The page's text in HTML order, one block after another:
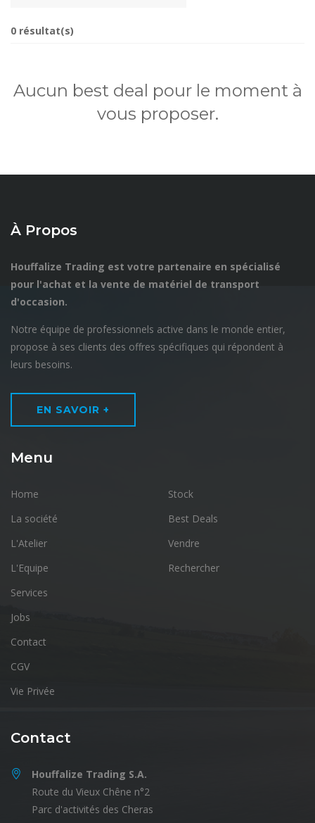
0 résultat(s)
Aucun best deal pour le moment à
vous proposer.
À Propos
Houffalize Trading est votre partenaire en spécialisé
pour l'achat et la vente de matériel de transport
d'occasion.
Notre équipe de professionnels active dans le monde entier,
propose à ses clients des offres spécifiques qui répondent à
leurs besoins.
EN SAVOIR +
Menu
Home
La société
L'Atelier
L'Equipe
Services
Jobs
Contact
CGV
Vie Privée
Stock
Best Deals
Vendre
Rechercher
Contact
Houffalize Trading S.A.
Route du Vieux Chêne n°2
Parc d'activités des Cheras